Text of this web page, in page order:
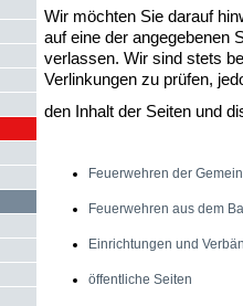
Wir möchten Sie darauf
auf eine der angegebenen
verlassen. Wir sind stets
Verlinkungen zu prüfen,
den Inhalt der Seiten und
Feuerwehren der
Feuerwehren aus dem
Einrichtungen und
öffentliche Seiten